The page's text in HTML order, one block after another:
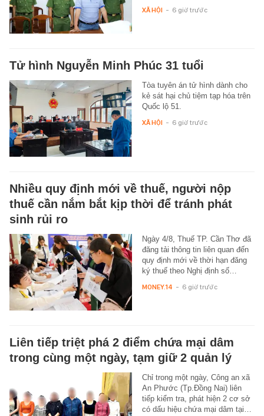
XÃ HỘI - 6 giờ trước
Tử hình Nguyễn Minh Phúc 31 tuổi
Tòa tuyên án tử hình dành cho
kẻ sát hại chủ tiệm tạp hóa trên
Quốc lộ 51.
XÃ HỘI - 6 giờ trước
Nhiều quy định mới về thuế, người nộp
thuế cần nắm bắt kịp thời để tránh phát
sinh rủi ro
Ngày 4/8, Thuế TP. Cần Thơ đã
đăng tải thông tin liên quan đến
quy định mới về thời hạn đăng
ký thuế theo Nghị định số…
MONEY.14 - 6 giờ trước
Liên tiếp triệt phá 2 điểm chứa mại dâm
trong cùng một ngày, tạm giữ 2 quản lý
Chỉ trong một ngày, Công an xã
An Phước (Tp.Đồng Nai) liên
tiếp kiểm tra, phát hiện 2 cơ sở
có dấu hiệu chứa mại dâm tại…